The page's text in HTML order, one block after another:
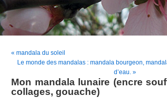
« mandala du soleil
Le monde des mandalas : mandala bourgeon,
d’eau. »
Mon mandala lunaire (encre
collages, gouache)